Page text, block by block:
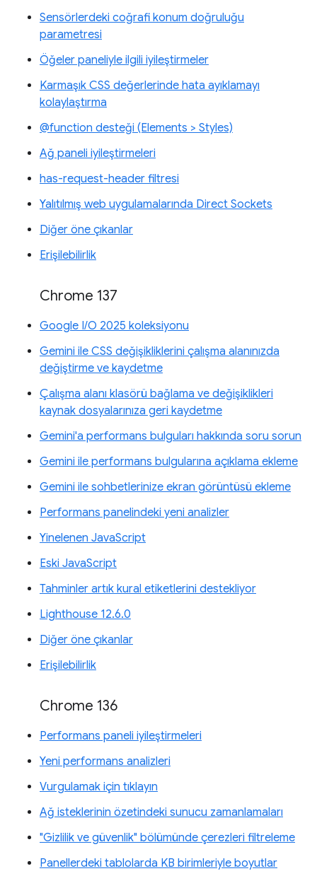
Sensörlerdeki coğrafi konum doğruluğu
parametresi
Öğeler paneliyle ilgili iyileştirmeler
Karmaşık CSS değerlerinde hata ayıklamayı
kolaylaştırma
@function desteği (Elements > Styles)
Ağ paneli iyileştirmeleri
has-request-header filtresi
Yalıtılmış web uygulamalarında Direct Sockets
Diğer öne çıkanlar
Erişilebilirlik
Chrome 137
Google I/O 2025 koleksiyonu
Gemini ile CSS değişikliklerini çalışma alanınızda
değiştirme ve kaydetme
Çalışma alanı klasörü bağlama ve değişiklikleri
kaynak dosyalarınıza geri kaydetme
Gemini'a performans bulguları hakkında soru sorun
Gemini ile performans bulgularına açıklama ekleme
Gemini ile sohbetlerinize ekran görüntüsü ekleme
Performans panelindeki yeni analizler
Yinelenen JavaScript
Eski JavaScript
Tahminler artık kural etiketlerini destekliyor
Lighthouse 12.6.0
Diğer öne çıkanlar
Erişilebilirlik
Chrome 136
Performans paneli iyileştirmeleri
Yeni performans analizleri
Vurgulamak için tıklayın
Ağ isteklerinin özetindeki sunucu zamanlamaları
"Gizlilik ve güvenlik" bölümünde çerezleri filtreleme
Panellerdeki tablolarda KB birimleriyle boyutlar